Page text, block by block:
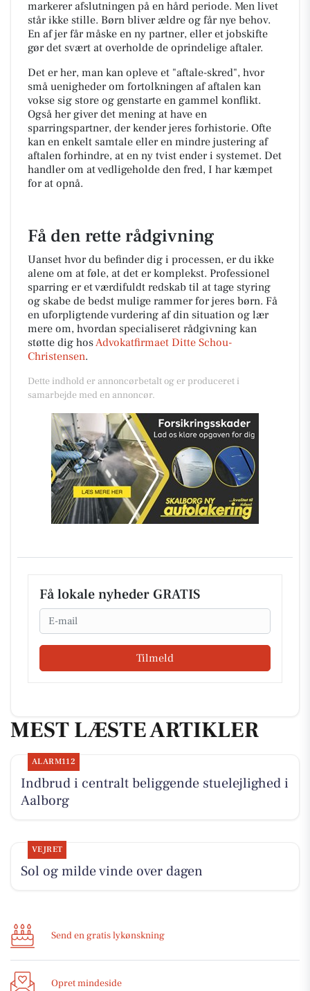
markerer afslutningen på en hård periode. Men livet
står ikke stille. Børn bliver ældre og får nye behov.
En af jer får måske en ny partner, eller et jobskifte
gør det svært at overholde de oprindelige aftaler.
Det er her, man kan opleve et "aftale-skred", hvor
små uenigheder om fortolkningen af aftalen kan
vokse sig store og genstarte en gammel konflikt.
Også her giver det mening at have en
sparringspartner, der kender jeres forhistorie. Ofte
kan en enkelt samtale eller en mindre justering af
aftalen forhindre, at en ny tvist ender i systemet. Det
handler om at vedligeholde den fred, I har kæmpet
for at opnå.
Få den rette rådgivning
Uanset hvor du befinder dig i processen, er du ikke
alene om at føle, at det er komplekst. Professionel
sparring er et værdifuldt redskab til at tage styring
og skabe de bedst mulige rammer for jeres børn. Få
en uforpligtende vurdering af din situation og lær
mere om, hvordan specialiseret rådgivning kan
støtte dig hosAdvokatfirmaet Ditte Schou-
Christensen.
Dette indhold er annoncørbetalt og er produceret i
samarbejde med en annoncør.
Få lokale nyheder GRATIS
Email
Tilmeld
MEST LÆSTE ARTIKLER
ALARM112
Indbrud i centralt beliggende stuelejlighed i
Aalborg
VEJRET
Sol og milde vinde over dagen
Send en gratis lykønskning
Opret mindeside